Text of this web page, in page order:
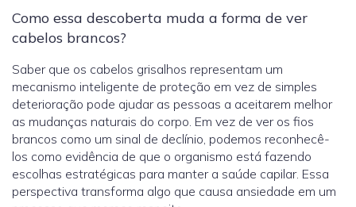
Como essa descoberta muda a forma de ver
cabelos brancos?
Saber que os cabelos grisalhos representam um
mecanismo inteligente de proteção em vez de simples
deterioração pode ajudar as pessoas a aceitarem melhor
as mudanças naturais do corpo. Em vez de ver os fios
brancos como um sinal de declínio, podemos reconhecê-
los como evidência de que o organismo está fazendo
escolhas estratégicas para manter a saúde capilar. Essa
perspectiva transforma algo que causa ansiedade em um